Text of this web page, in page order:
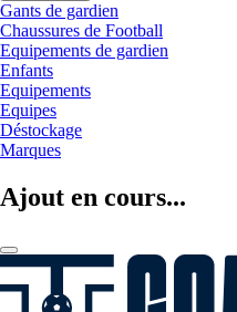
Gants de gardien
Chaussures de Football
Equipements de gardien
Enfants
Equipements
Equipes
Déstockage
Marques
Ajout en cours...